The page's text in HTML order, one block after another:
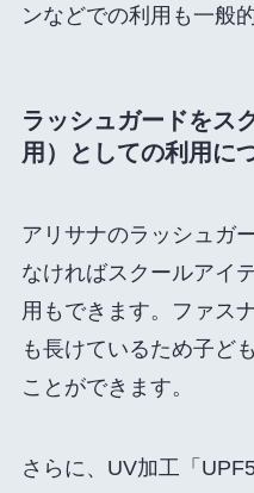
ンなどでの利用も一般
ラッシュガードをス
用）としての利用に
アリサナのラッシュガ
なければスクールアイ
用もできます。ファス
も長けているため子ど
ことができます。
さらに、UV加工「